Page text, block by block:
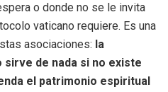
o donde no se le invita
vaticano requiere. Es una
asociaciones: la
de nada si no existe
el patrimonio espiritual